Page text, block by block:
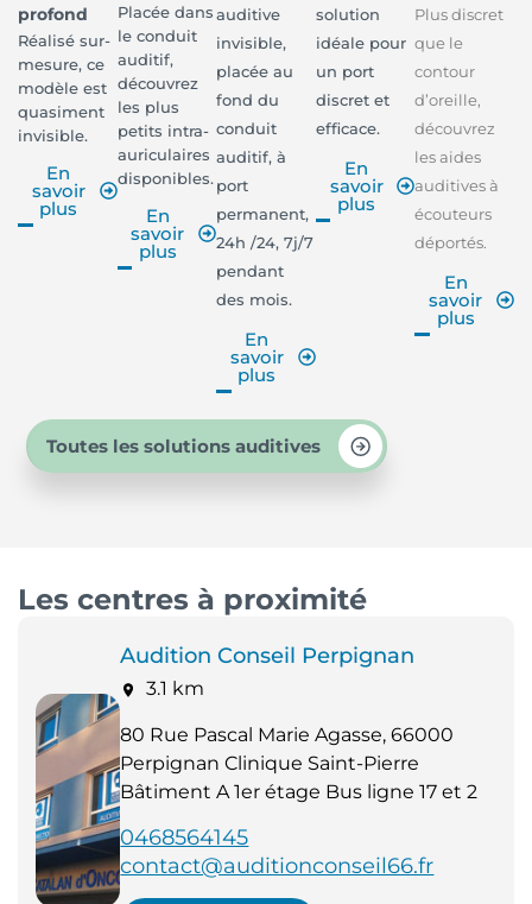
profond
Réalisé sur-
mesure, ce
modèle est
quasiment
invisible.
En
savoir
plus
Placée dans
le conduit
auditif,
découvrez
les plus
petits intra-
auriculaires
disponibles.
En
savoir
plus
auditive
invisible,
placée au
fond du
conduit
auditif, à
port
permanent,
24h /24, 7j/7
pendant
des mois.
En
savoir
plus
solution
idéale pour
un port
discret et
efficace.
En
savoir
plus
Plus discret
que le
contour
d’oreille,
découvrez
les aides
auditives à
écouteurs
déportés.
En
savoir
plus
Toutes les solutions auditives
Les centres à proximité
Audition Conseil Perpignan
3.1 km
80 Rue Pascal Marie Agasse, 66000
Perpignan Clinique Saint-Pierre
Bâtiment A 1er étage Bus ligne 17 et 2
0468564145
contact@auditionconseil66.fr